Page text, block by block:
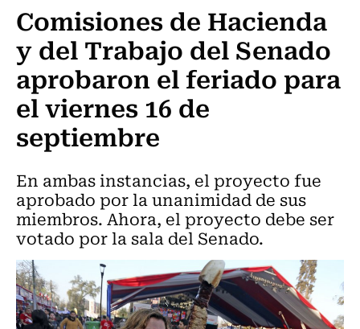
Comisiones de Hacienda
y del Trabajo del Senado
aprobaron el feriado para
el viernes 16 de
septiembre
En ambas instancias, el proyecto fue
aprobado por la unanimidad de sus
miembros. Ahora, el proyecto debe ser
votado por la sala del Senado.